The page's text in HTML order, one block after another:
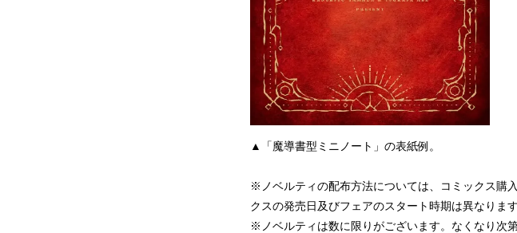
▲「魔導書型ミニノート」の表紙例。
※ノベルティの配布方法については、コミックス購
クスの発売日及びフェアのスタート時期は異なります
※ノベルティは数に限りがございます。なくなり次